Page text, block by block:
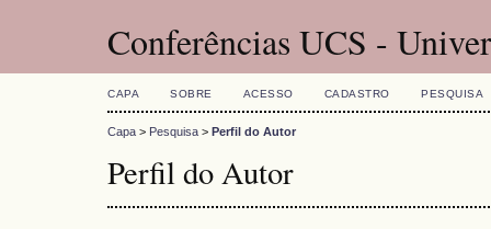
Conferências UCS -
CAPA SOBRE ACESSO CADASTRO PESQUISA
Capa > Pesquisa > Perfil do Autor
Perfil do Autor